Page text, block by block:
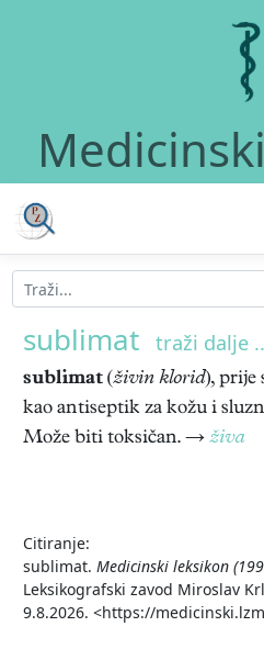
sublimat traži dalje
sublimat (živin klorid), prije
kao antiseptik za kožu i
Može biti toksičan. → živa
Citiranje:
sublimat. Medicinski leksikon
Leksikografski zavod Miroslav
9.8.2026. <https://